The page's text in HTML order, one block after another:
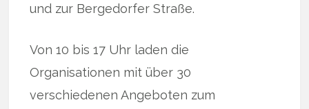
und zur Bergedorfer Straße.
Von 10 bis 17 Uhr laden die
Organisationen mit über 30
verschiedenen Angeboten zum